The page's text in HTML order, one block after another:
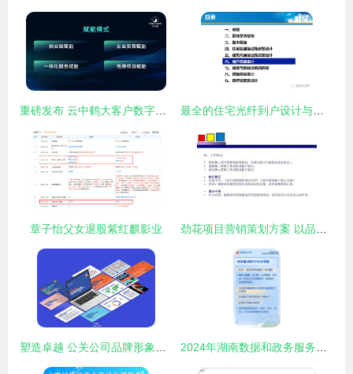
重磅发布 云中鹤大客户数字赋能计划 最全的住宅光纤到户设计与施工规范 看完就会做项目
章子怡父女退股紫红麒影业 劲花项目营销策划方案 以品牌化公关服务驱动项目腾飞
塑造卓越 公关公司品牌形象与项目策划服务深度融合之道 2024年湖南数据和政务服务管理工作 从12方面发力，推动数字化新篇章